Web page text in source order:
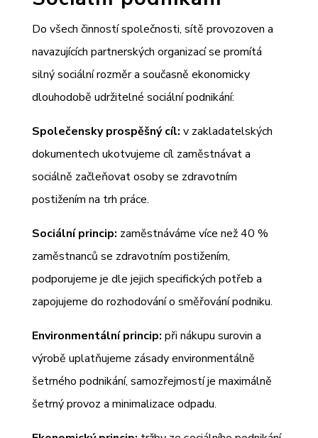
Do všech činností společnosti, sítě provozoven a
navazujících partnerských organizací se promítá
silný sociální rozměr a současně ekonomicky
dlouhodobě udržitelné sociální podnikání:
Společensky prospěšný cíl: v zakladatelských
dokumentech ukotvujeme cíl zaměstnávat a
sociálně začleňovat osoby se zdravotním
postižením na trh práce.
Sociální princip: zaměstnáváme více než 40 %
zaměstnanců se zdravotním postižením,
podporujeme je dle jejich specifických potřeb a
zapojujeme do rozhodování o směřování podniku.
Environmentální princip: při nákupu surovin a
výrobě uplatňujeme zásady environmentálně
šetrného podnikání, samozřejmostí je maximálně
šetrný provoz a minimalizace odpadu.